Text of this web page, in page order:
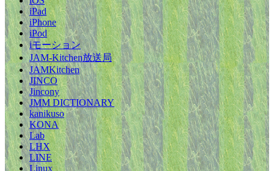
iPad
iPhone
iPod
iモーション
JAM-Kitchen放送局
JAMKitchen
JINCO
Jincony
JMM DICTIONARY
kanikuso
KONA
Lab
LHX
LINE
Linux